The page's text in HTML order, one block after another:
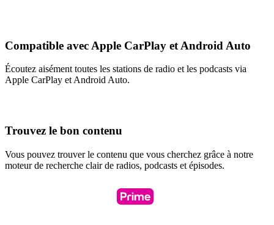
Compatible avec Apple CarPlay et Android Auto
Écoutez aisément toutes les stations de radio et les podcasts via
Apple CarPlay et Android Auto.
Trouvez le bon contenu
Vous pouvez trouver le contenu que vous cherchez grâce à notre
moteur de recherche clair de radios, podcasts et épisodes.